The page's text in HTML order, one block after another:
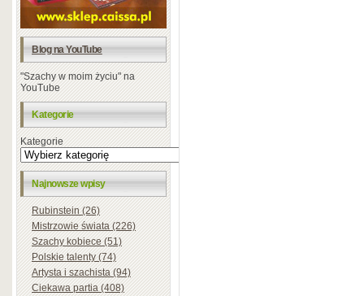
Blog na YouTube
"Szachy w moim życiu" na
YouTube
Kategorie
Kategorie
Najnowsze wpisy
Rubinstein (26)
Mistrzowie świata (226)
Szachy kobiece (51)
Polskie talenty (74)
Artysta i szachista (94)
Ciekawa partia (408)